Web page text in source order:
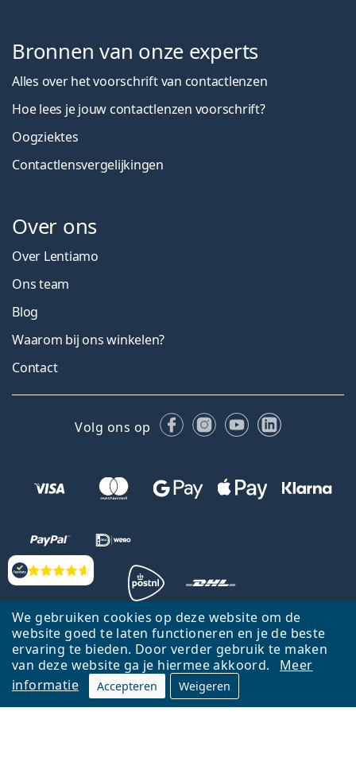
We gebruiken cookies op deze website om de
website goed te laten functioneren en je de beste
ervaring te bieden. Door verder gebruik te maken
van deze website ga je hiermee akkoord.
Meer
informatie
Accepteren Weigeren
Beoordelingen
Bronnen van onze experts
Alles over het voorschrift van contactlenzen
Hoe lees je jouw contactlenzen voorschrift?
Oogziektes
Contactlensvergelijkingen
Over ons
Over Lentiamo
Ons team
Blog
Waarom bij ons winkelen?
Contact
Volg ons op FacebookInstagram
YouTubeLinkedIn
Terug naar de homepagina
Ga omhoog
Lentiamo.nl is eigendom van en wordt beheerd door Lentiamo s.r.o.,
Tsjechië
Hier al 18 jaar voor jou.